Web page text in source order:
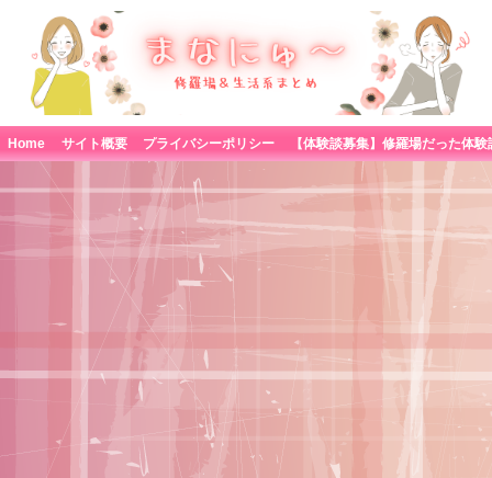
Home サイト概要 プライバシーポリシー